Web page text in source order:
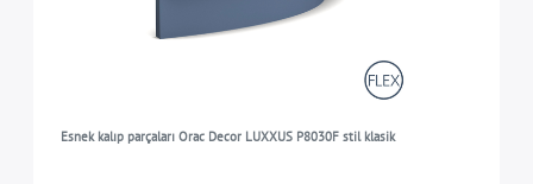
Esnek kalıp parçaları Orac Decor LUXXUS P8030F stil klasik